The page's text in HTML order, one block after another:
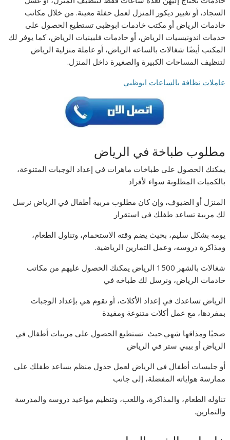
السجاد، أو تغيير ديكور المنزل لعمل حفلة معينة. من خلال مكاتب
خادمات الرياض أو مكتب خادمات ابوظبى تستطيع الحصول على
خدمات اندونيسيات الرياض، أو خادمات فلبينيات الرياض، كما يوفر لك
المكتب أيضًا شغالات بالساعه الرياض، أو عاملة منزلية الرياض
لتنظيف المساحات الكبيرة والصغيرة داخل المنزل.
عاملات نظافة بالساعات ابوظبي
مطلوب طباخة في الرياض
يمكنك الحصول على طباخات ماهرات في إعداد الوجبات المتنوعة،
بالكميات المطلوبة سواء لأفراد
المنزل أو الضيوف، وإن كان مطلوب مربية أطفال في الرياض نرسل
لك مربية تساعد طفلك في استقرار
يومه بشكل سليم، بحيث يضم وقته الاستحمام، وتناول الطعام،
ومذاكرة دروسه، وعمل التمارين الرياضية.
شغالات بالشهر 1500 الرياض يمكنك الحصول عليهم من مكاتب
خادمات الرياض، ونرسل لك طباخه في
الرياض تساعدك في إعداد الأكلات، أو تقوم هي بإعداد الوجبات
بمفردها، مع عمل أكلات متنوعة ومفيدة
صحيًا ومذاقها شهي.حيث تستطيع الحصول على مربيات أطفال في
الرياض أو بيبي ستر في الرياض
أو جليسات أطفال في الرياض لعمل جدول منظم يساعد طفلك على
ممارسة هواياته المفضلة، إلى جانب
تناوله الطعام، والمذاكرة، واللعب، وتنظيم مواعيد دروسه والمدرسة
والتمارين.